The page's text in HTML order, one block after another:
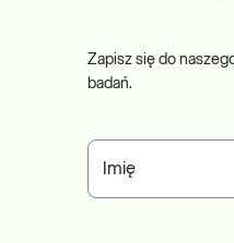
Zapisz się do
badań.
Imię